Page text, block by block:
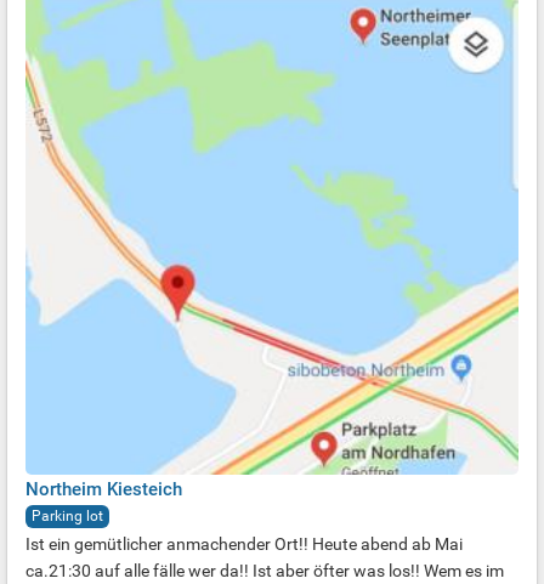
Northeim Kiesteich
Parking lot
Ist ein gemütlicher anmachender Ort!! Heute abend ab Mai
ca.21:30 auf alle fälle wer da!! Ist aber öfter was los!! Wem es im